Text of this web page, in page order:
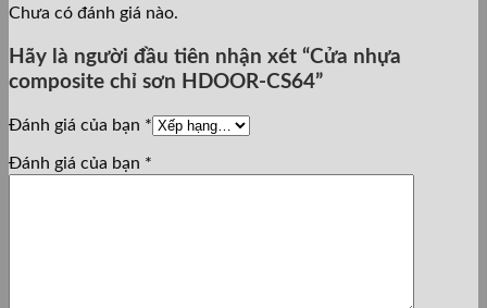
Chưa có đánh giá nào.
Hãy là người đầu tiên nhận xét “Cửa nhựa
composite chỉ sơn HDOOR-CS64”
Đánh giá của bạn *
Đánh giá của bạn *